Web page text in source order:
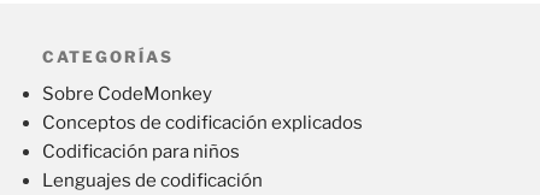
CATEGORÍAS
Sobre CodeMonkey
Conceptos de codificación explicados
Codificación para niños
Lenguajes de codificación